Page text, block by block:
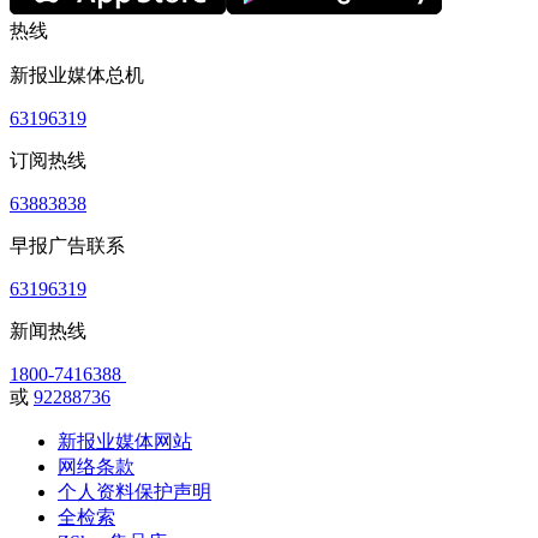
热线
新报业媒体总机
63196319
订阅热线
63883838
早报广告联系
63196319
新闻热线
1800-7416388
或 92288736
新报业媒体网站
网络条款
个人资料保护声明
全检索